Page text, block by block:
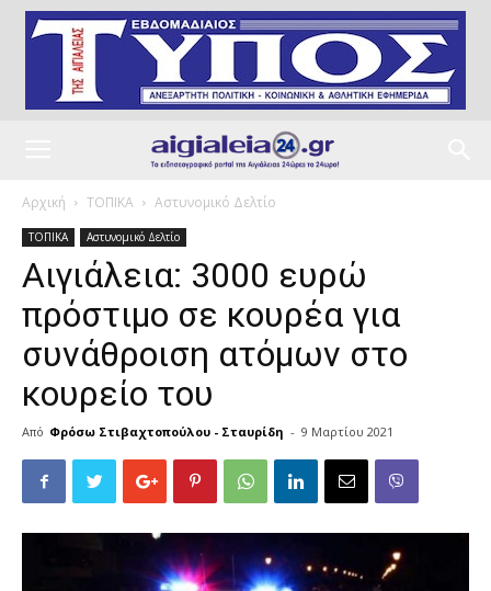
Αρχική ΤΟΠΙΚΑ Αστυνομικό Δελτίο
ΤΟΠΙΚΑ Αστυνομικό Δελτίο
Αιγιάλεια: 3000 ευρώ
πρόστιμο σε κουρέα για
συνάθροιση ατόμων στο
κουρείο του
Από Φρόσω Στιβαχτοπούλου - Σταυρίδη - 9 Μαρτίου 2021